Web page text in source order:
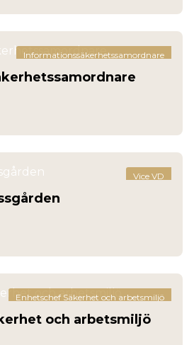
Informationssäkerhetssamordnare
Vice VD
Enhetschef Säkerhet och arbetsmiljö
och arbetsmiljö